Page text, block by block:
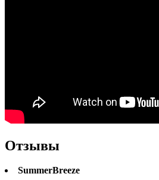
Отзывы
SummerBreeze